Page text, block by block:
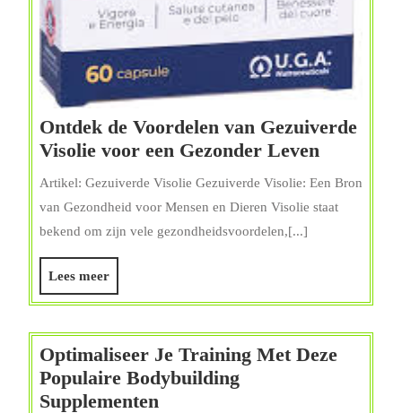
Ontdek de Voordelen van Gezuiverde
Visolie voor een Gezonder Leven
van
een
Gezonder
Leven
Artikel: Gezuiverde Visolie Gezuiverde Visolie: Een Bron
van Gezondheid voor Mensen en Dieren Visolie staat
bekend om zijn vele gezondheidsvoordelen,[...]
Lees meerLees
meer
Optimaliseer Je Training Met Deze
Populaire Bodybuilding
Supplementen